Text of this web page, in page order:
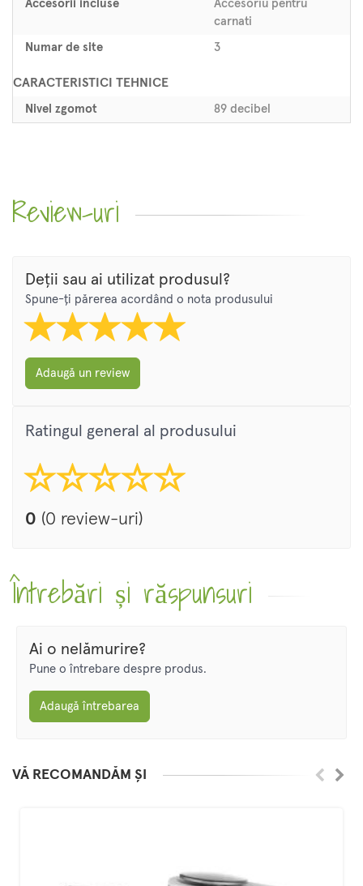
Accesorii incluse
Accesoriu pentru
carnati
Numar de site 3
CARACTERISTICI TEHNICE
Nivel zgomot 89 decibel
Review-uri
Deții sau ai utilizat produsul?
Spune-ți părerea acordând o nota produsului
Adaugă un review
Ratingul general al produsului
0 (0 review-uri)
Întrebări și răspunsuri
Ai o nelămurire?
Pune o întrebare despre produs.
Adaugă întrebarea
VĂ RECOMANDĂM ȘI